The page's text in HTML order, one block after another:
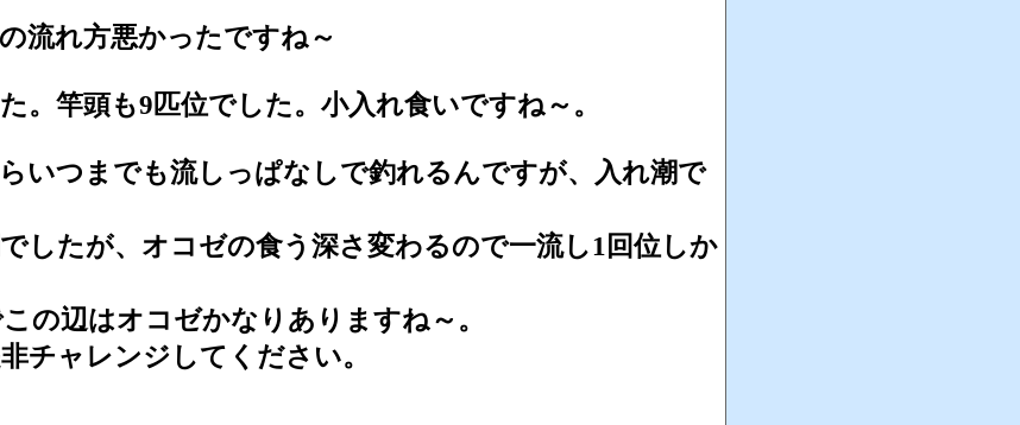
流れ方悪かったですね～
。竿頭も9匹位でした。小入れ食いですね～。
いつまでも流しっぱなしで釣れるんですが、入れ潮で
したが、オコゼの食う深さ変わるので一流し1回位しか
の辺はオコゼかなりありますね～。
チャレンジしてください。